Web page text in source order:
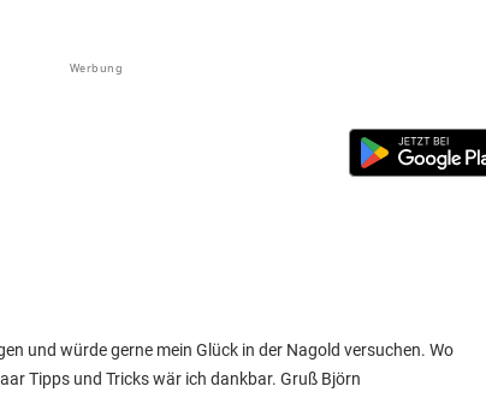
Werbung
und würde gerne mein Glück in der Nagold versuchen. Wo
Tipps und Tricks wär ich dankbar. Gruß Björn